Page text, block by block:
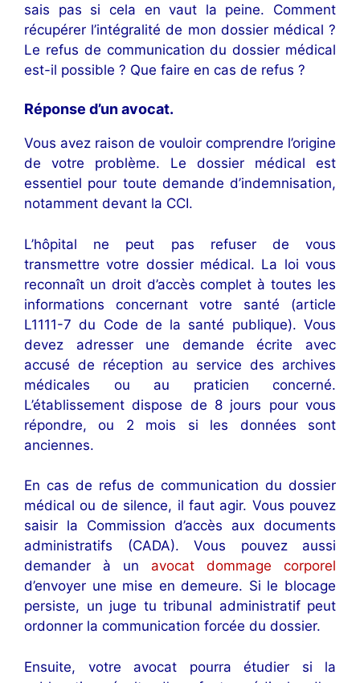
sais pas si cela en vaut la peine. Comment
récupérer l’intégralité de mon dossier médical ?
Le refus de communication du dossier médical
est-il possible ? Que faire en cas de refus ?
Réponse d’un avocat.
Vous avez raison de vouloir comprendre l’origine
de votre problème. Le dossier médical est
essentiel pour toute demande d’indemnisation,
notamment devant la CCI.
L’hôpital ne peut pas refuser de vous
transmettre votre dossier médical. La loi vous
reconnaît un droit d’accès complet à toutes les
informations concernant votre santé (article
L1111-7 du Code de la santé publique). Vous
devez adresser une demande écrite avec
accusé de réception au service des archives
médicales ou au praticien concerné.
L’établissement dispose de 8 jours pour vous
répondre, ou 2 mois si les données sont
anciennes.
En cas de refus de communication du dossier
médical ou de silence, il faut agir. Vous pouvez
saisir la Commission d’accès aux documents
administratifs (CADA). Vous pouvez aussi
demander à un avocat dommage corporel
d’envoyer une mise en demeure. Si le blocage
persiste, un juge tu tribunal administratif peut
ordonner la communication forcée du dossier.
Ensuite, votre avocat pourra étudier si la